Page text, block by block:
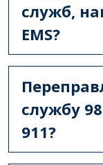
служб,
EMS?
службу
911?